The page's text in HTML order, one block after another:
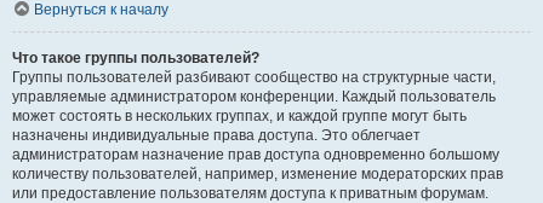
Вернуться к началу
Что такое группы пользователей?
Группы пользователей разбивают сообщество на структурные части,
управляемые администратором конференции. Каждый пользователь
может состоять в нескольких группах, и каждой группе могут быть
назначены индивидуальные права доступа. Это облегчает
администраторам назначение прав доступа одновременно большому
количеству пользователей, например, изменение модераторских прав
или предоставление пользователям доступа к приватным форумам.